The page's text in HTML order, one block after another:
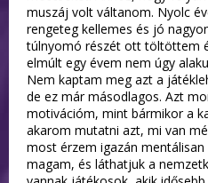
muszáj volt váltanom. Nyolc
rengeteg kellemes és jó
túlnyomó részét ott töltöttem
elmúlt egy évem nem úgy
Nem kaptam meg azt a
de ez már másodlagos. Azt
motivációm, mint bármikor a
akarom mutatni azt, mi van
most érzem igazán
magam, és láthatjuk a